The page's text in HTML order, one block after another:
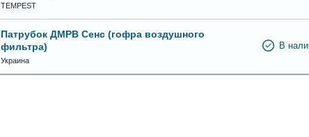
TEMPEST
Патрубок ДМРВ Сенс (гофра воздушного
фильтра)
Украина
В